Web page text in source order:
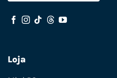
Loja